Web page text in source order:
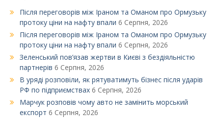
Після переговорів між Іраном та Оманом про Ормузьку
протоку ціни на нафту впали 6 Серпня, 2026
Після переговорів між Іраном та Оманом про Ормузьку
протоку ціни на нафту впали 6 Серпня, 2026
Зеленський пов’язав жертви в Києві з бездіяльністю
партнерів 6 Серпня, 2026
В уряді розповіли, як рятуватимуть бізнес після ударів
РФ по підприємствах 6 Серпня, 2026
Марчук розповів чому авто не замінить морський
експорт 6 Серпня, 2026